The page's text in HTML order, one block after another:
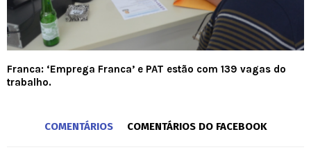
Franca: ‘Emprega Franca’ e PAT estão com 139 vagas do
trabalho.
COMENTÁRIOS COMENTÁRIOS DO FACEBOOK